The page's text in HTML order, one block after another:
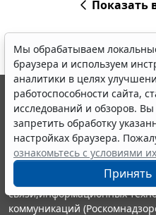
Показать
Мы обрабатываем
браузера и используем
аналитики в целях
работоспособности сайта,
исследований и обзоров.
запретить обработку
настройках браузера.
ознакомьтесь с условиями
Принять
© ООО "НПП "ГАРАНТ-
выпускается с 1990 года.
являются участниками
информации ГАРАНТ.
Портал ГАРАНТ.РУ
издания Федеральной
связи,информационных
коммуникаций